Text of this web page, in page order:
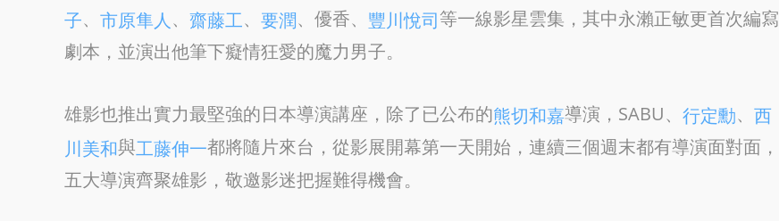
子、 市原隼人、 齋藤工、 要潤、優香、 豐川悅司等一線影星雲集，其中永瀨正敏更首次編寫
劇本，並演出他筆下癡情狂愛的魔力男子。
雄影也推出實力最堅強的日本導演講座，除了已公布的熊切和嘉導演，SABU、 行定勳、 西
川美和與工藤伸一都將隨片來台，從影展開幕第一天開始，連續三個週末都有導演面對面，
五大導演齊聚雄影，敬邀影迷把握難得機會。